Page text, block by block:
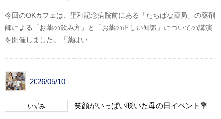
今回のOKカフェは、聖和記念病院前にある「たちばな薬局」の薬剤
師による「お薬の飲み方」と「お薬の正しい知識」についての講演
を開催しました。「薬はい…
2026/05/10
いずみ 笑顔がいっぱい咲いた母の日イベント💐